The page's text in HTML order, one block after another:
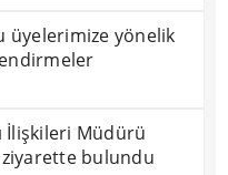
üyelerimize yönelik
İlişkileri Müdürü
ziyarette bulundu